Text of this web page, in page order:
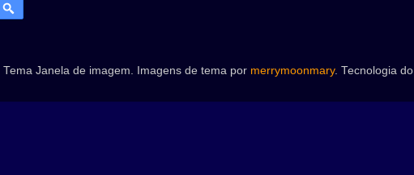
Tema Janela de imagem. Imagens de tema por merrymoonmary. Tecnologia do